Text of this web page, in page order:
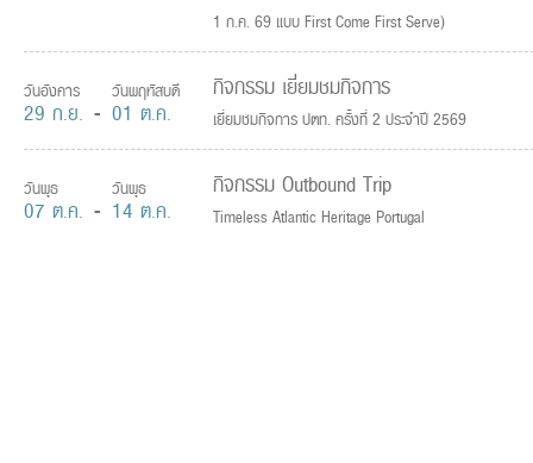
1 ก.ค. 69 แบบ First Come First Serve)
วันอังคาร
29 ก.ย. -
วันพฤหัสบดี
01 ต.ค.
กิจกรรม เยี่ยมชมกิจการ
เยี่ยมชมกิจการ ปตท. ครั้งที่ 2 ประจำปี 2569
วันพุธ
07 ต.ค. -
วันพุธ
14 ต.ค.
กิจกรรม Outbound Trip
Timeless Atlantic Heritage Portugal